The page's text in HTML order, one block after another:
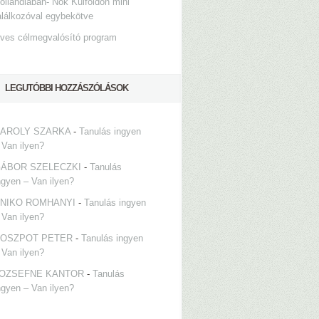
egybekötve
célmegvalósító program
LEGUTÓBBI HOZZÁSZÓLÁSOK
SZARKA- Tanulás ingyen
ilyen?
SZELECZKI
- Tanulás
– Van ilyen?
ROMHANYI - Tanulás ingyen
ilyen?
PETER - Tanulás ingyen
ilyen?
KANTOR - Tanulás
– Van ilyen?